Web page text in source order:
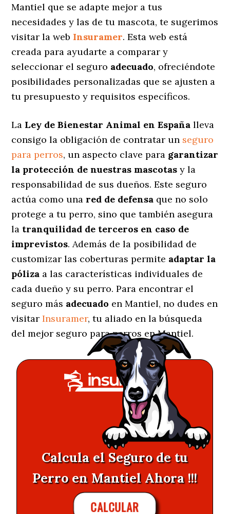
Mantiel que se adapte mejor a tus
necesidades y las de tu mascota, te sugerimos
visitar la web Insuramer. Esta web está
creada para ayudarte a comparar y
seleccionar el seguro adecuado, ofreciéndote
posibilidades personalizadas que se ajusten a
tu presupuesto y requisitos específicos.
La Ley de Bienestar Animal en España lleva
consigo la obligación de contratar un seguro
para perros, un aspecto clave para garantizar
la protección de nuestras mascotas y la
responsabilidad de sus dueños. Este seguro
actúa como una red de defensa que no solo
protege a tu perro, sino que también asegura
la tranquilidad de terceros en caso de
imprevistos. Además de la posibilidad de
customizar las coberturas permite adaptar la
póliza a las características individuales de
cada dueño y su perro. Para encontrar el
seguro más adecuado en Mantiel, no dudes en
visitarInsuramer, tu aliado en la búsqueda
del mejor seguro para perros en Mantiel.
Calcula el Seguro de tu
Perro en Mantiel Ahora !!!
CALCULAR